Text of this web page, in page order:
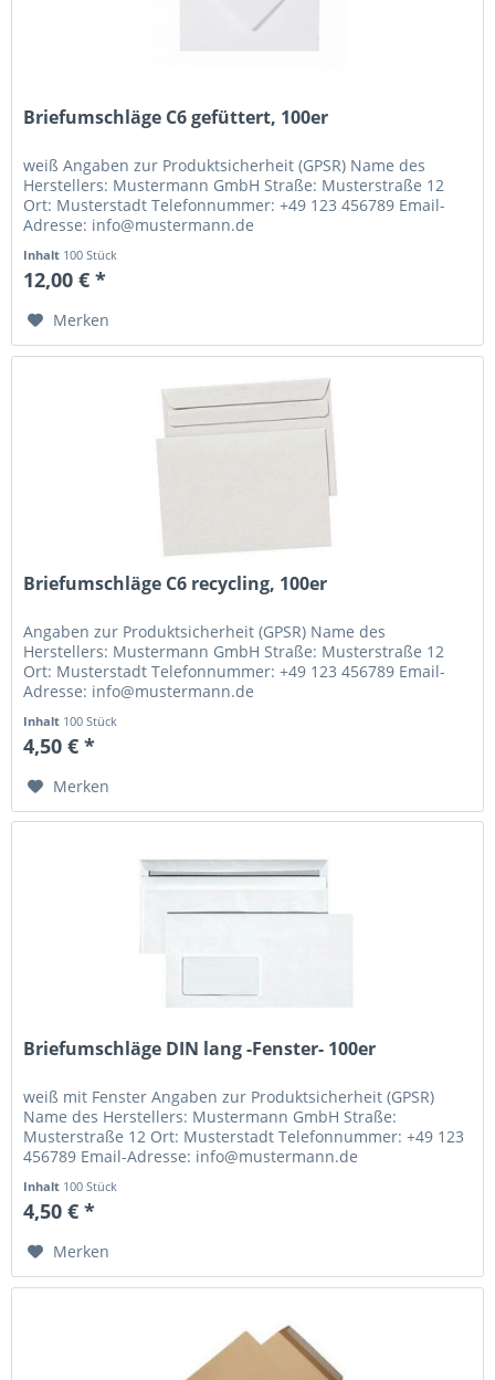
Briefumschläge C6 gefüttert, 100er
weiß Angaben zur Produktsicherheit (GPSR) Name des
Herstellers: Mustermann GmbH Straße: Musterstraße 12
Ort: Musterstadt Telefonnummer: +49 123 456789 Email-
Adresse: info@mustermann.de
Inhalt 100 Stück
12,00 € *
Merken
Briefumschläge C6 recycling, 100er
Angaben zur Produktsicherheit (GPSR) Name des
Herstellers: Mustermann GmbH Straße: Musterstraße 12
Ort: Musterstadt Telefonnummer: +49 123 456789 Email-
Adresse: info@mustermann.de
Inhalt 100 Stück
4,50 € *
Merken
Briefumschläge DIN lang -Fenster- 100er
weiß mit Fenster Angaben zur Produktsicherheit (GPSR)
Name des Herstellers: Mustermann GmbH Straße:
Musterstraße 12 Ort: Musterstadt Telefonnummer: +49 123
456789 Email-Adresse: info@mustermann.de
Inhalt 100 Stück
4,50 € *
Merken